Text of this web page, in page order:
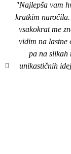
"Najlepša vam
kratkim
vsakokrat me
vidim na lastne
pa na slikah
unikastičnih